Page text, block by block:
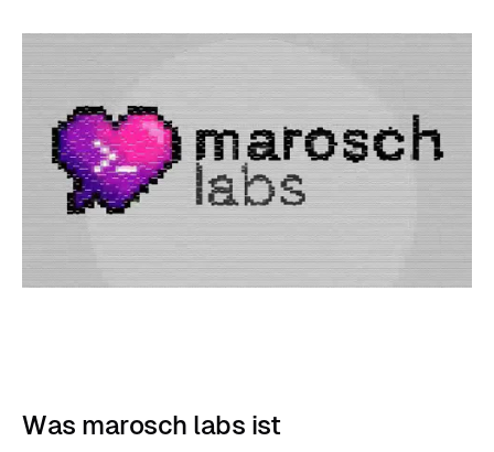
Was marosch labs ist